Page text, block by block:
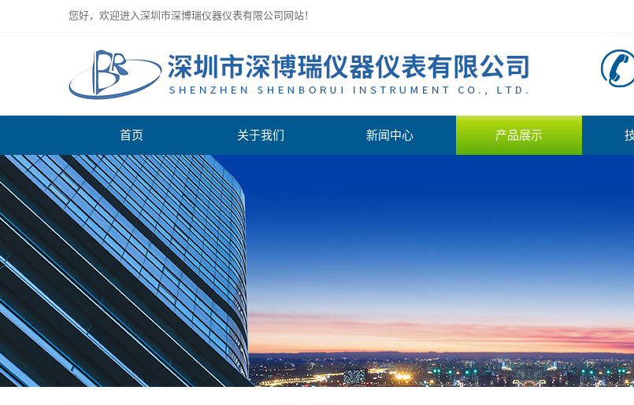
您好，欢迎进入深圳市深博瑞仪器仪表有限公司网站！
首页 关于我们 新闻中心 产品展示